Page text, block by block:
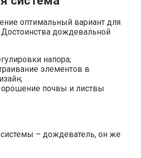
оптимальный вариант для
Достоинства дождевальной
напора;
элементов в
почвы и листвы
– дождеватель, он же